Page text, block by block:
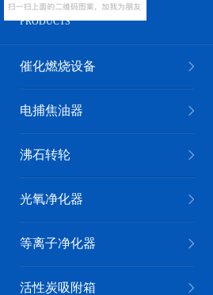
PRODUCTS
催化燃烧设备
电捕焦油器
沸石转轮
光氧净化器
等离子净化器
活性炭吸附箱